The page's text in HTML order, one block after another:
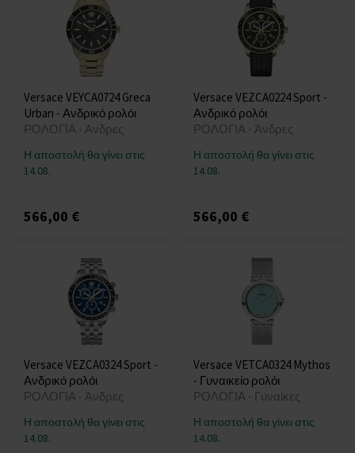
Versace VEYCA0724 Greca
Urban - Ανδρικό ρολόι
ΡΟΛΟΓΙΑ - Άνδρες
Η αποστολή θα γίνει στις
14.08.
566,00 €
Versace VEZCA0224 Sport -
Ανδρικό ρολόι
ΡΟΛΟΓΙΑ - Άνδρες
Η αποστολή θα γίνει στις
14.08.
566,00 €
Versace VEZCA0324 Sport -
Ανδρικό ρολόι
ΡΟΛΟΓΙΑ - Άνδρες
Η αποστολή θα γίνει στις
14.08.
Versace VETCA0324 Mythos
- Γυναικείο ρολόι
ΡΟΛΟΓΙΑ - Γυναίκες
Η αποστολή θα γίνει στις
14.08.